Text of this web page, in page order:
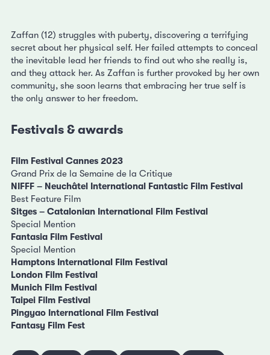
Zaffan (12) struggles with puberty, discovering a terrifying
secret about her physical self. Her failed attempts to conceal
the inevitable lead her friends to find out who she really is,
and they attack her. As Zaffan is further provoked by her own
community, she soon learns that embracing her true self is
the only answer to her freedom.
Festivals & awards
Film Festival Cannes 2023
Grand Prix de la Semaine de la Critique
NIFFF – Neuchâtel International Fantastic Film Festival
Best Feature Film
Sitges – Catalonian International Film Festival
Special Mention
Fantasia Film Festival
Special Mention
Hamptons International Film Festival
London Film Festival
Munich Film Festival
Taipei Film Festival
Pingyao International Film Festival
Fantasy Film Fest